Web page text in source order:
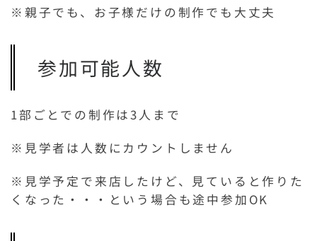
※親子でも、お子様だけの制作でも大丈夫
参加可能人数
1部ごとでの制作は3人まで
※見学者は人数にカウントしません
※見学予定で来店したけど、見ていると作りた
くなった・・・という場合も途中参加OK